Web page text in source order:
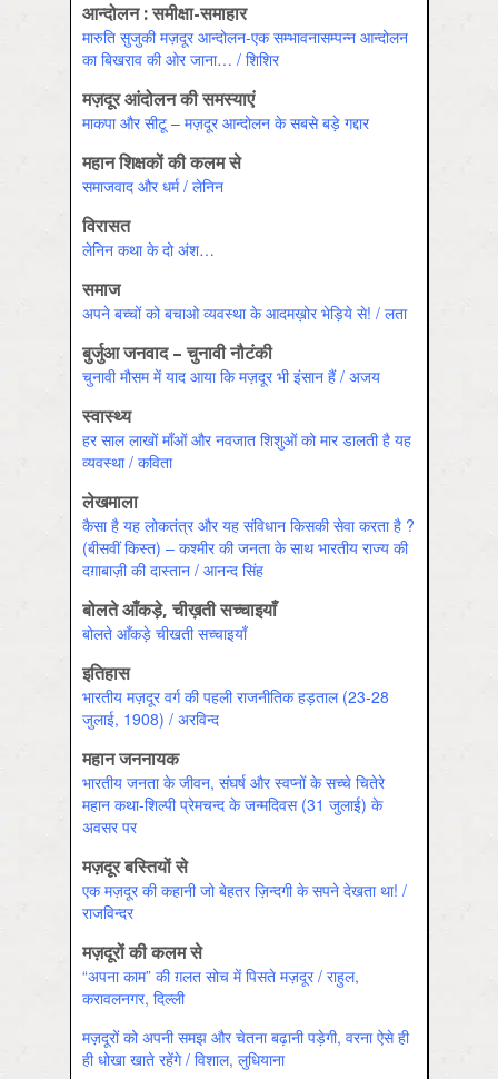
आन्दोलन : समीक्षा-समाहार
मारुति सुजुकी मज़दूर आन्दोलन-एक सम्भावनासम्पन्न आन्दोलन
का बिखराव की ओर जाना… / शिशिर
मज़दूर आंदोलन की समस्याएं
माकपा और सीटू – मज़दूर आन्दोलन के सबसे बड़े गद्दार
महान शिक्षकों की कलम से
समाजवाद और धर्म / लेनिन
विरासत
लेनिन कथा के दो अंश…
समाज
अपने बच्चों को बचाओ व्यवस्था के आदमख़ोर भेड़िये से! / लता
बुर्जुआ जनवाद – चुनावी नौटंकी
चुनावी मौसम में याद आया कि मज़दूर भी इंसान हैं / अजय
स्‍वास्‍थ्‍य
हर साल लाखों माँओं और नवजात शिशुओं को मार डालती है यह
व्यवस्था / कविता
लेखमाला
कैसा है यह लोकतंत्र और यह संविधान किसकी सेवा करता है ?
(बीसवीं किस्त) – कश्मीर की जनता के साथ भारतीय राज्य की
दग़ाबाज़ी की दास्तान / आनन्‍द सिंह
बोलते आँकड़े, चीख़ती सच्चाइयाँ
बोलते आँकड़े चीखती सच्चाइयाँ
इतिहास
भारतीय मज़दूर वर्ग की पहली राजनीतिक हड़ताल (23-28
जुलाई, 1908) / अरविन्‍द
महान जननायक
भारतीय जनता के जीवन, संघर्ष और स्वप्नों के सच्चे चितेरे
महान कथा-शिल्पी प्रेमचन्द के जन्मदिवस (31 जुलाई) के
अवसर पर
मज़दूर बस्तियों से
एक मज़दूर की कहानी जो बेहतर ज़िन्दगी के सपने देखता था! /
राजविन्‍दर
मज़दूरों की कलम से
“अपना काम” की ग़लत सोच में पिसते मज़दूर / राहुल,
करावलनगर, दिल्‍ली
मज़दूरों को अपनी समझ और चेतना बढ़ानी पड़ेगी, वरना ऐसे ही
ही धोखा खाते रहेंगे / विशाल, लुधियाना